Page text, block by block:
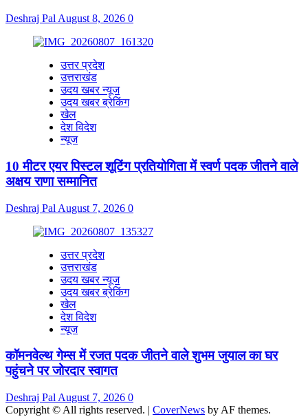
Deshraj Pal August 8, 2026 0
उत्तर प्रदेश
उत्तराखंड
उदय खबर न्यूज
उदय खबर ब्रेकिंग
खेल
देश विदेश
न्यूज
10 मीटर एयर पिस्टल शूटिंग प्रतियोगिता में स्वर्ण पदक जीतने वाले
अक्षय राणा सम्मानित
Deshraj Pal August 7, 2026 0
उत्तर प्रदेश
उत्तराखंड
उदय खबर न्यूज
उदय खबर ब्रेकिंग
खेल
देश विदेश
न्यूज
कॉमनवेल्थ गेम्स में रजत पदक जीतने वाले शुभम जुयाल का घर
पहुंचने पर जोरदार स्वागत
Deshraj Pal August 7, 2026 0
Copyright © All rights reserved. | CoverNews by AF themes.